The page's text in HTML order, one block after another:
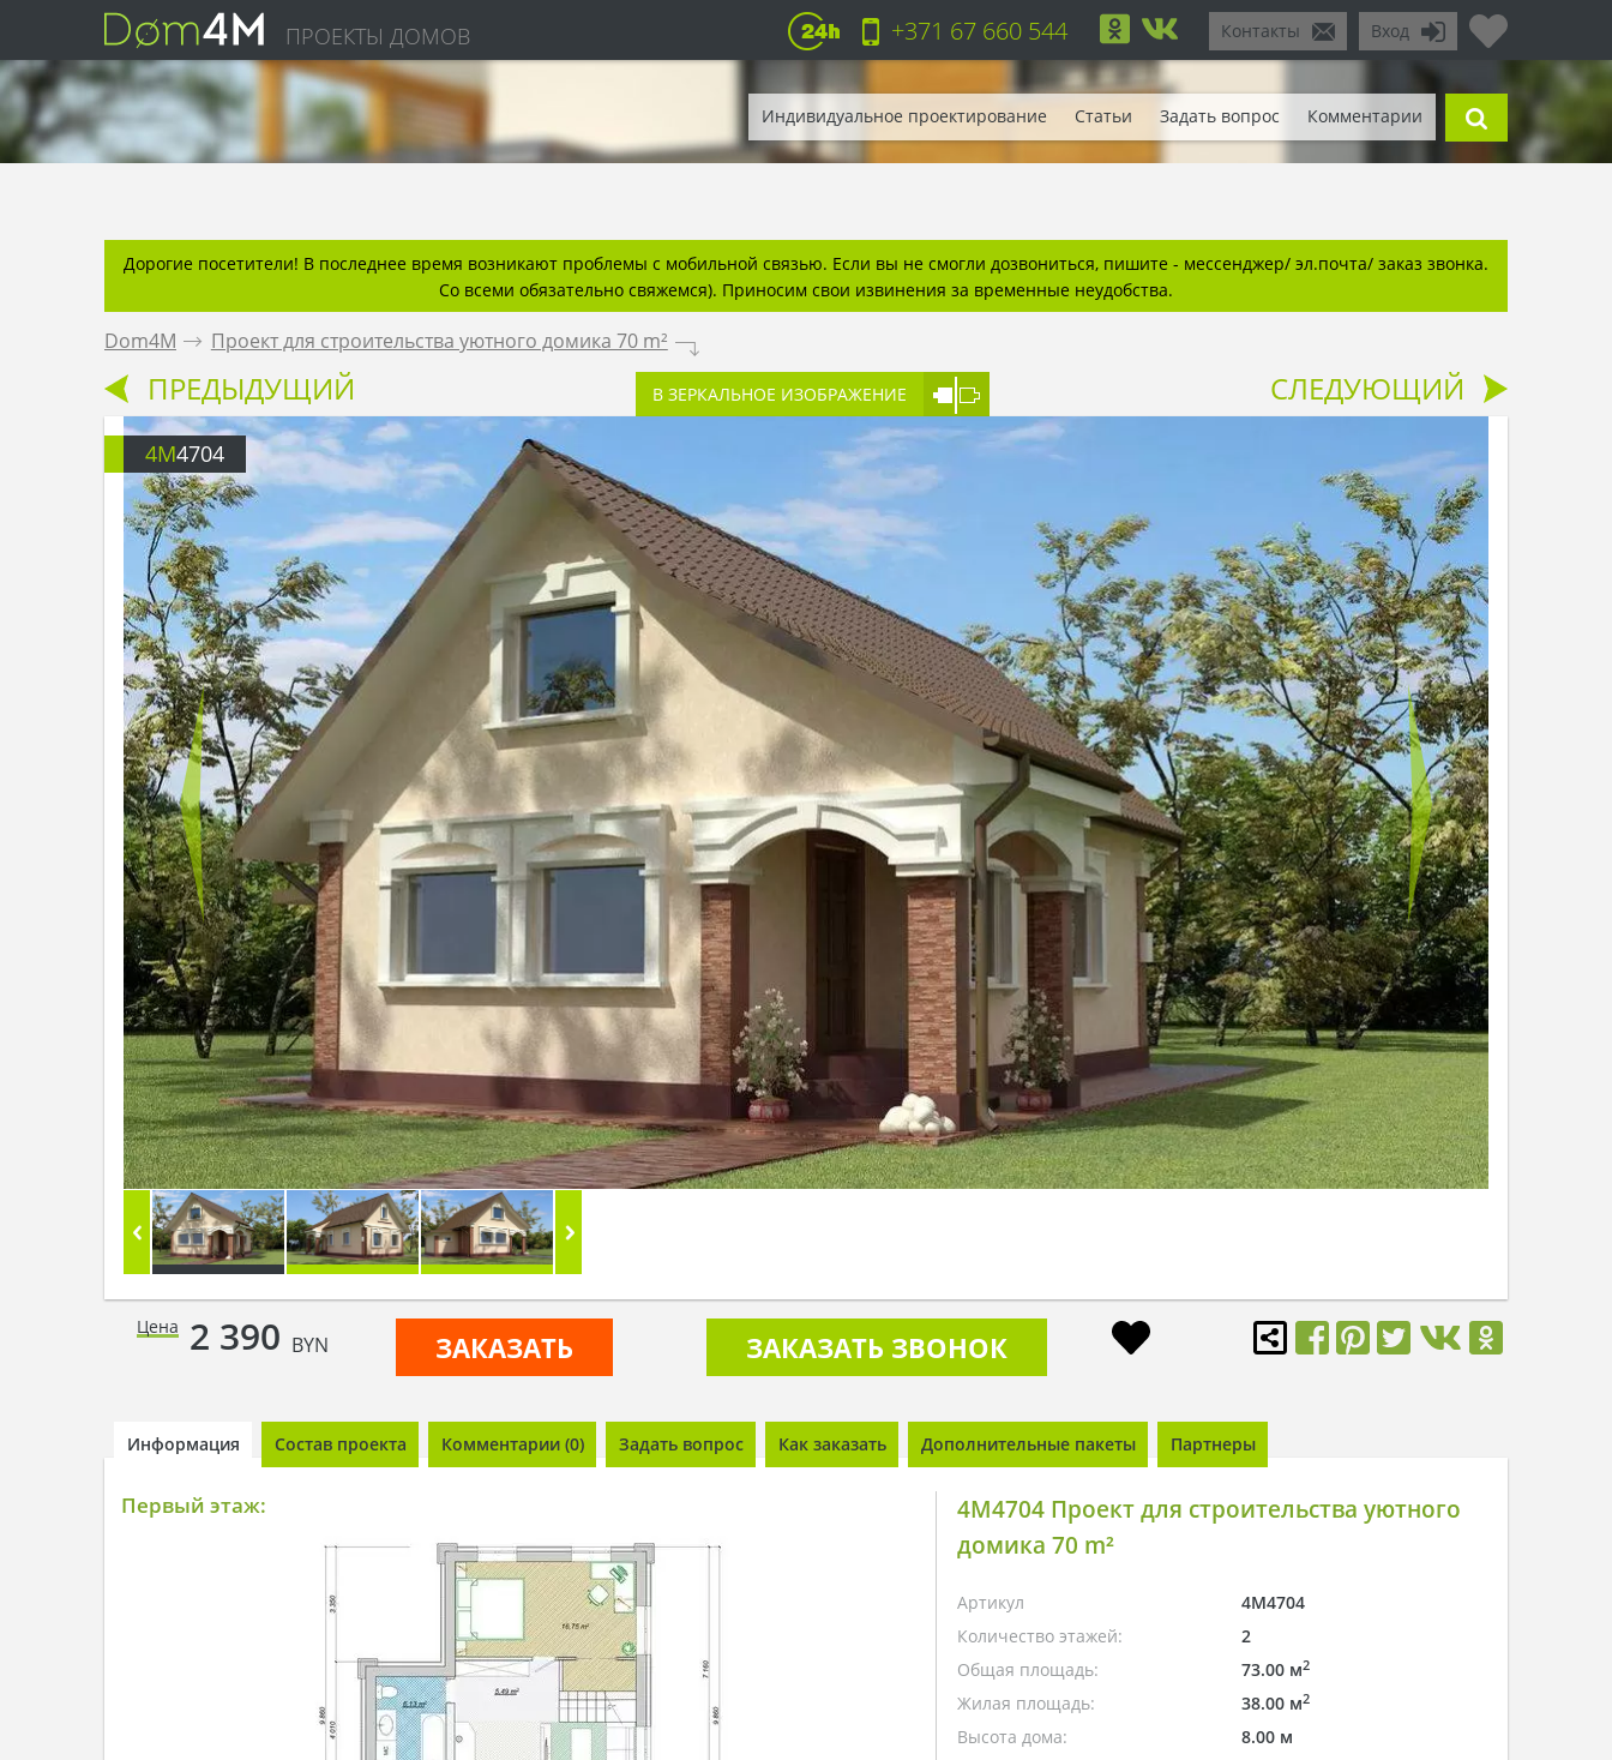
ПРОЕКТЫ ДОМОВ Вход
Контакты
+371 67 660 544
Индивидуальное проектирование Статьи Задать вопрос Комментарии
Дорогие посетители! В последнее время возникают проблемы с мобильной связью. Если вы не смогли дозвониться, пишите - мессенджер/ эл.почта/ заказ звонка.
Со всеми обязательно свяжемся). Приносим свои извинения за временные неудобства.
Dom4M . Проект для строительства уютного домика 70 m² .
ПРЕДЫДУЩИЙ В ЗЕРКАЛЬНОЕ ИЗОБРАЖЕНИЕ СЛЕДУЮЩИЙ
4M4704
Цена 2 390 BYN ЗАКАЗАТЬ ЗАКАЗАТЬ ЗВОНОК
Информация Состав проекта Комментарии (0) Задать вопрос Как заказать Дополнительные пакеты Партнеры
Первый этаж:
4M4704 Проект для строительства уютного
домика 70 m²
Артикул
4M4704
Количество этажей:
2
Общая площадь:
73.00 м2
Жилая площадь: 38.00 м2
Высота дома:
8.00 м